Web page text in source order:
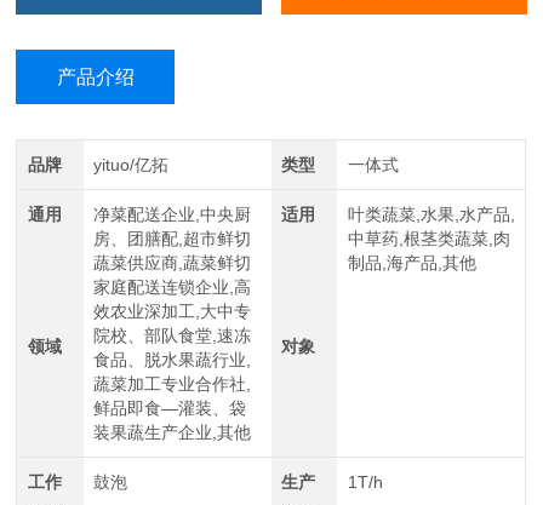
产品介绍
品牌 yituo/亿拓 类型 一体式
通用
领域
净菜配送企业,中央厨
房、团膳配,超市鲜切
蔬菜供应商,蔬菜鲜切
家庭配送连锁企业,高
效农业深加工,大中专
院校、部队食堂,速冻
食品、脱水果蔬行业,
蔬菜加工专业合作社,
鲜品即食—灌装、袋
装果蔬生产企业,其他
适用
对象
叶类蔬菜,水果,水产品,
中草药,根茎类蔬菜,肉
制品,海产品,其他
工作
鼓泡
生产
1T/h